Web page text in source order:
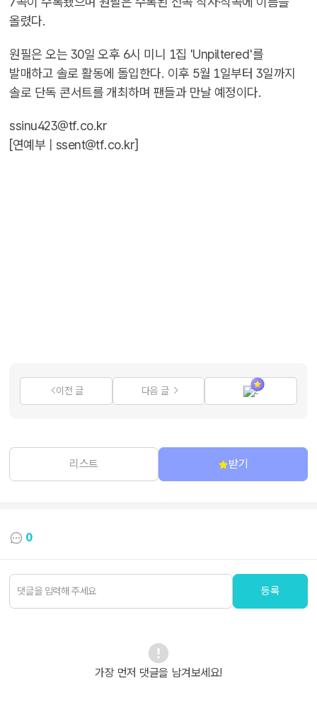
올렸다.
원필은 오는 30일 오후 6시 미니 1집 'Unpiltered'를
발매하고 솔로 활동에 돌입한다. 이후 5월 1일부터 3일까지
솔로 단독 콘서트를 개최하며 팬들과 만날 예정이다.
ssinu423@tf.co.kr
[연예부 | ssent@tf.co.kr]
이전 글 다음 글 2
리스트 받기
0
등록
가장 먼저 댓글을 남겨보세요!